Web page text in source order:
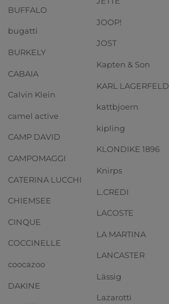
BUFFALO
bugatti
BURKELY
CABAIA
Calvin Klein
camel active
CAMP DAVID
CAMPOMAGGI
CATERINA LUCCHI
CHIEMSEE
CINQUE
COCCINELLE
coocazoo
DAKINE
JOOP!
JOST
Kapten & Son
KARL LAGERFELD
kattbjoern
kipling
KLONDIKE 1896
Knirps
L.CREDI
LACOSTE
LA MARTINA
LANCASTER
Lässig
Lazarotti